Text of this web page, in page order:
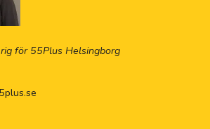
för 55Plus Helsingborg